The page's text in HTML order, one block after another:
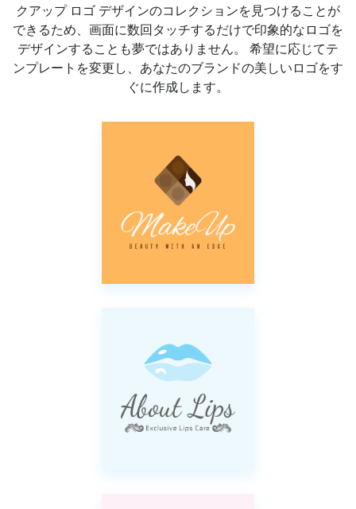
クアップ ロゴ デザインのコレクションを見つけることが
できるため、画面に数回タッチするだけで印象的なロゴを
デザインすることも夢ではありません。 希望に応じてテ
ンプレートを変更し、あなたのブランドの美しいロゴをす
ぐに作成します。